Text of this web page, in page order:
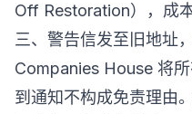
Off Restoration），成本
三、警告信发至旧地址
Companies House 将
到通知不构成免责理由